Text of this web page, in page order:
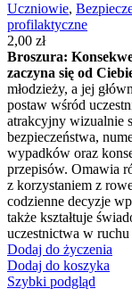
Uczniowie,
profilaktyczne
2,00 zł
Broszura:
zaczyna się od
młodzieży, a jej
postaw wśród
atrakcyjny wizualnie
bezpieczeństwa,
wypadków oraz
przepisów. Omawia
z korzystaniem z
codzienne decyzje
także kształtuje
uczestnictwa w
Dodaj do życzenia
Dodaj do koszyka
Szybki podgląd